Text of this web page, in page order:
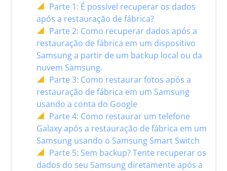
Parte 1: É possível recuperar os dados
após a restauração de fábrica?
Parte 2: Como recuperar dados após a
restauração de fábrica em um dispositivo
Samsung a partir de um backup local ou da
nuvem Samsung.
Parte 3: Como restaurar fotos após a
restauração de fábrica em um Samsung
usando a conta do Google
Parte 4: Como restaurar um telefone
Galaxy após a restauração de fábrica em um
Samsung usando o Samsung Smart Switch
Parte 5: Sem backup? Tente recuperar os
dados do seu Samsung diretamente após a